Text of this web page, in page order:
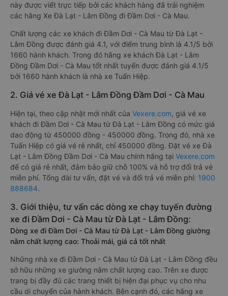
này được viết trực tiếp bởi các khách hàng đã trải nghiệm
các hãng Xe Đà Lạt - Lâm Đồng đi Đầm Dơi - Cà Mau.
Chất lượng các xe khách đi Đầm Dơi - Cà Mau từ Đà Lạt -
Lâm Đồng được đánh giá 4.1, với điểm trung bình là 4.1/5 bởi
1660 hành khách. Trong đó hãng xe khách Đà Lạt - Lâm
Đồng Đầm Dơi - Cà Mau tốt nhất tuyến được đánh giá 4.1/5
bởi 1660 hành khách là nhà xe Tuấn Hiệp.
2. Giá vé xe Đà Lạt - Lâm Đồng Đầm Dơi - Cà Mau
Hiện tại, theo cập nhật mới nhất của Vexere.com, giá vé xe
khách đi Đầm Dơi - Cà Mau từ Đà Lạt - Lâm Đồng có mức giá
dao động từ 450000 đồng - 450000 đồng. Trong đó, nhà xe
Tuấn Hiệp có giá vé rẻ nhất, chỉ 450000 đồng. Đặt vé xe Đà
Lạt - Lâm Đồng Đầm Dơi - Cà Mau chính hãng tại Vexere.com
để có giá rẻ nhất, đảm bảo giữ chỗ 100% và hỗ trợ đổi trả vé
miễn phí. Tổng đài tư vấn, đặt vé và đổi trả vé miễn phí: 1900
888684.
3. Giới thiệu, tư vấn các dòng xe chạy tuyến đường
xe đi Đầm Dơi - Cà Mau từ Đà Lạt - Lâm Đồng:
Dòng xe đi Đầm Dơi - Cà Mau từ Đà Lạt - Lâm Đồng giường
nằm chất lượng cao: Thoải mái, giá cả tốt nhất
Những nhà xe đi Đầm Dơi - Cà Mau từ Đà Lạt - Lâm Đồng đều
sở hữu những xe giường nằm chất lượng cao. Trên xe được
trang bị đầy đủ các trang thiết bị hiện đại phục vụ cho nhu
cầu di chuyển của hành khách. Bên cạnh đó, các hãng xe